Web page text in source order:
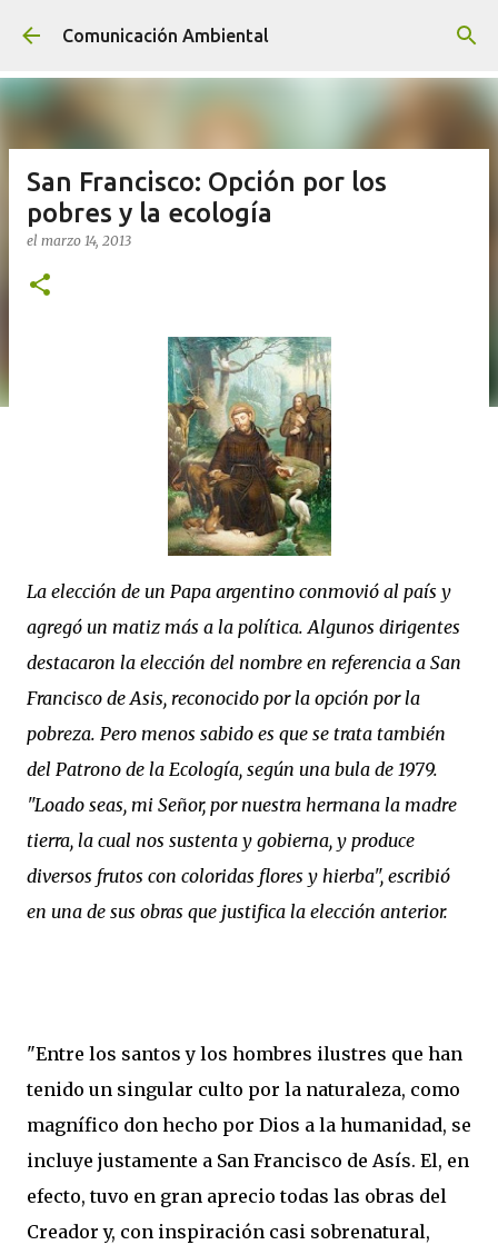
Ir al contenido principal
Comunicación Ambiental
San Francisco: Opción por los
pobres y la ecología
el marzo 14, 2013
La elección de un Papa argentino conmovió al país y
agregó un matiz más a la política. Algunos dirigentes
destacaron la elección del nombre en referencia a San
Francisco de Asis, reconocido por la opción por la
pobreza. Pero menos sabido es que se trata también
del Patrono de la Ecología, según una bula de 1979.
"Loado seas, mi Señor, por nuestra hermana la madre
tierra, la cual nos sustenta y gobierna, y produce
diversos frutos con coloridas flores y hierba", escribió
en una de sus obras que justifica la elección anterior.
"Entre los santos y los hombres ilustres que han
tenido un singular culto por la naturaleza, como
magnífico don hecho por Dios a la humanidad, se
incluye justamente a San Francisco de Asís. El, en
efecto, tuvo en gran aprecio todas las obras del
Creador y, con inspiración casi sobrenatural,